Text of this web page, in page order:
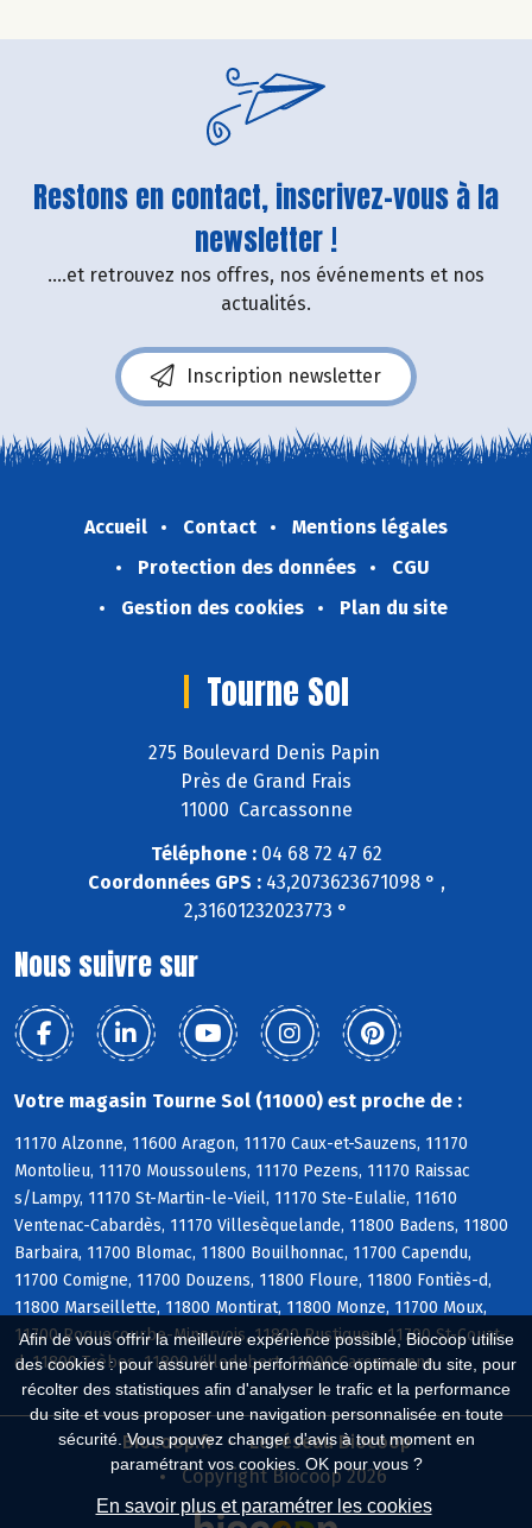
Afin de vous offrir la meilleure expérience possible, Biocoop utilise
des cookies : pour assurer une performance optimale du site, pour
récolter des statistiques afin d'analyser le trafic et la performance
du site et vous proposer une navigation personnalisée en toute
sécurité. Vous pouvez changer d'avis à tout moment en
paramétrant vos cookies. OK pour vous ?
En savoir plus et paramétrer les cookies
Restons en contact, inscrivez-vous à la
newsletter !
....et retrouvez nos offres, nos événements et nos
actualités.
Inscription newsletter
Accueil Contact
Mentions légales
Protection des données
CGU
Gestion des cookies
Plan du site
Tourne Sol
275 Boulevard Denis Papin
Près de Grand Frais
11000 Carcassonne
Téléphone :04 68 72 47 62
Coordonnées GPS :43,2073623671098 ° ,
2,31601232023773 °
Nous suivre sur
Votre magasin Tourne Sol (11000) est proche de :
11170 Alzonne, 11600 Aragon, 11170 Caux-et-Sauzens, 11170
Montolieu, 11170 Moussoulens, 11170 Pezens, 11170 Raissac
s/Lampy, 11170 St-Martin-le-Vieil, 11170 Ste-Eulalie, 11610
Ventenac-Cabardès, 11170 Villesèquelande, 11800 Badens, 11800
Barbaira, 11700 Blomac, 11800 Bouilhonnac, 11700 Capendu,
11700 Comigne, 11700 Douzens, 11800 Floure, 11800 Fontiès-d,
11800 Marseillette, 11800 Montirat, 11800 Monze, 11700 Moux,
11700 Roquecourbe-Minervois, 11800 Rustiques, 11700 St-Couat-
d, 11800 Trèbes, 11800 Villedubert, 11000 Carcassonne
Biocoop.fr
Le réseau Biocoop
Copyright Biocoop 2026